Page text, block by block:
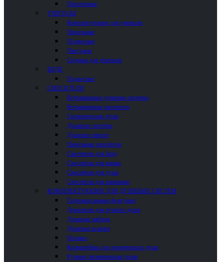
Пристенные
УНИТАЗЫ
Комплектующие для унитазов
Напольные
Подвесные
Писсуары
Сиденья для унитазов
БИДЕ
Подвесные
СМЕСИТЕЛИ
Встраиваемые душевые системы
Встраиваемые смесители
Гигиенические души
Душевые системы
Душевые панели
Напольные смесители
Смесители для биде
Смесители для ванны
Смесители для душа
Смесители для раковины
КОМПЛЕКТУЮЩИЕ ДЛЯ ДУШЕВЫХ СИСТЕМ
Гидромассажные форсунки
Держатели для ручного душа
Душевые наборы
Душевые шланги
Изливы
Кронштейны для тропического душа
Ручные гигиенические души